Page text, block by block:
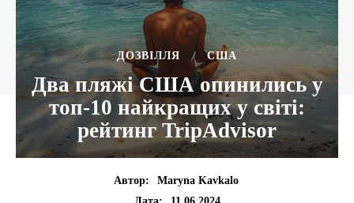
ДОЗВІЛЛЯ США
Два пляжі США опинились у
топ-10 найкращих у світі:
рейтинг TripAdvisor
Автор:
Maryna Kavkalo
11.06.2024